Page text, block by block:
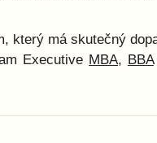
který má skutečný
Executive MBA, BBA